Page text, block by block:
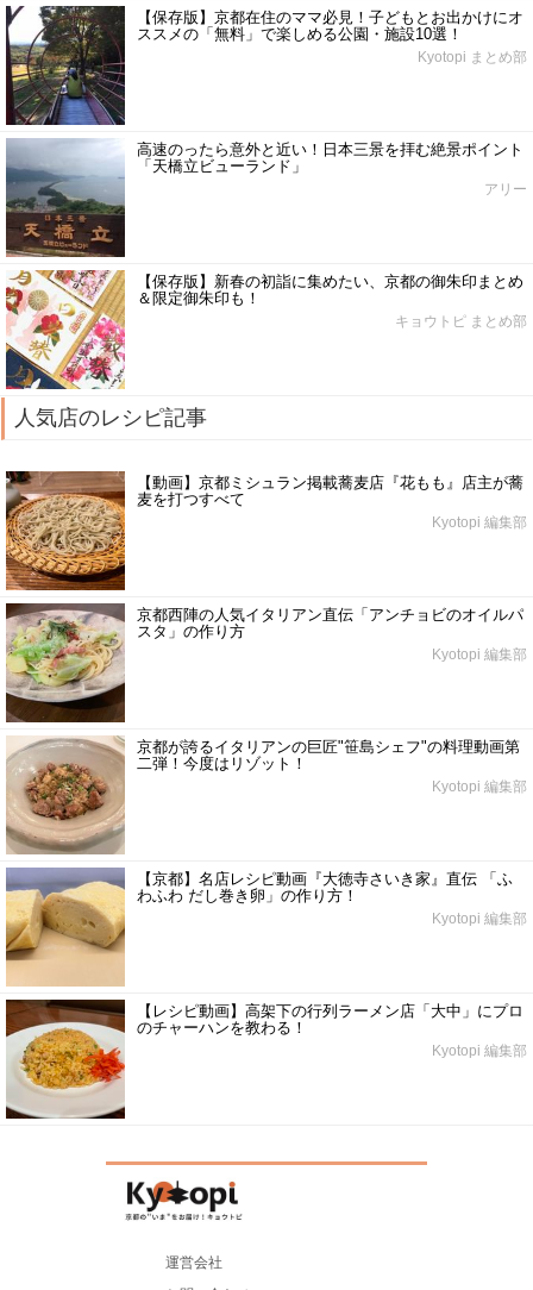
【保存版】京都在住のママ必見！子どもとお出かけにオ
ススメの「無料」で楽しめる公園・施設10選！
Kyotopi まとめ部
高速のったら意外と近い！日本三景を拝む絶景ポイント
「天橋立ビューランド」
アリー
【保存版】新春の初詣に集めたい、京都の御朱印まとめ
＆限定御朱印も！
キョウトピ まとめ部
人気店のレシピ記事
【動画】京都ミシュラン掲載蕎麦店『花もも』店主が蕎
麦を打つすべて
Kyotopi 編集部
京都西陣の人気イタリアン直伝「アンチョビのオイルパ
スタ」の作り方
Kyotopi 編集部
京都が誇るイタリアンの巨匠"笹島シェフ"の料理動画第
二弾！今度はリゾット！
Kyotopi 編集部
【京都】名店レシピ動画『大徳寺さいき家』直伝 「ふ
わふわ だし巻き卵」の作り方！
Kyotopi 編集部
【レシピ動画】高架下の行列ラーメン店「大中」にプロ
のチャーハンを教わる！
Kyotopi 編集部
運営会社